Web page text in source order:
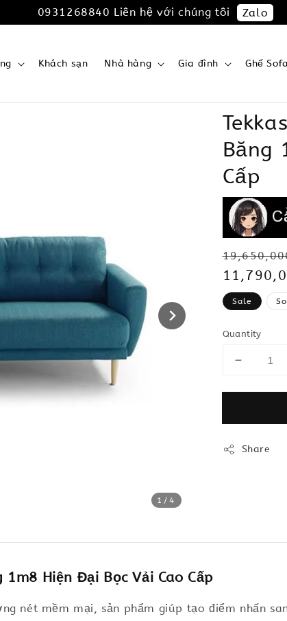
0931268840 Liên hệ với chúng tôi Zalo
Khách sạn Nhà hàng Gia đình Ghế Sofa
1 /4
Băng
Cấp
Regular
price
Sale
price
Sale
Quantity
Share
1m8 Hiện Đại Bọc Vải Cao Cấp
nét mềm mại, sản phẩm giúp tạo điểm nhấn